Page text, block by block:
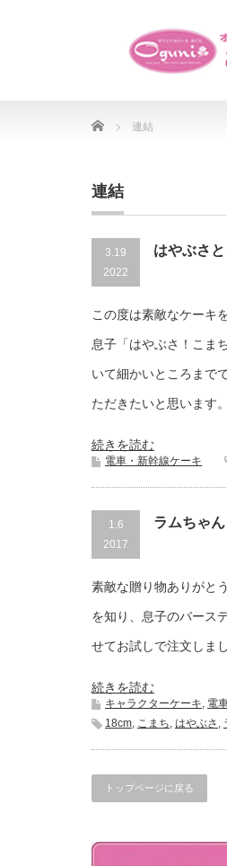
Home 連結
連結
3.19
2022
はやぶさ
この度は素敵なケーキ
息子「はやぶさ！こま
いて細かいところまで
ただきたいと思います。
続きを読む
電車・新幹線ケーキ
1.6
2017
ラムちゃ
素敵な贈り物ありがと
を知り、息子のバース
せてお試しで注文しまし
続きを読む
キャラクターケーキ, 電
18cm, こまち, はやぶさ ,
トップページに戻る